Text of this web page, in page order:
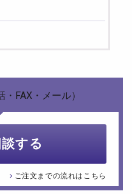
する
ご注文までの流れはこちら